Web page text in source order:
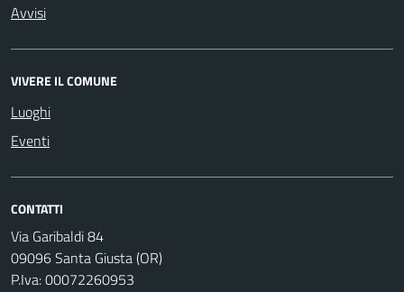
Avvisi
VIVERE IL COMUNE
Luoghi
Eventi
CONTATTI
Via Garibaldi 84
09096 Santa Giusta (OR)
P.Iva: 00072260953